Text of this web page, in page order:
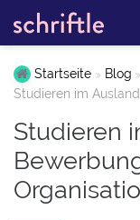
Startseite
Blog
Studieren im
Studieren